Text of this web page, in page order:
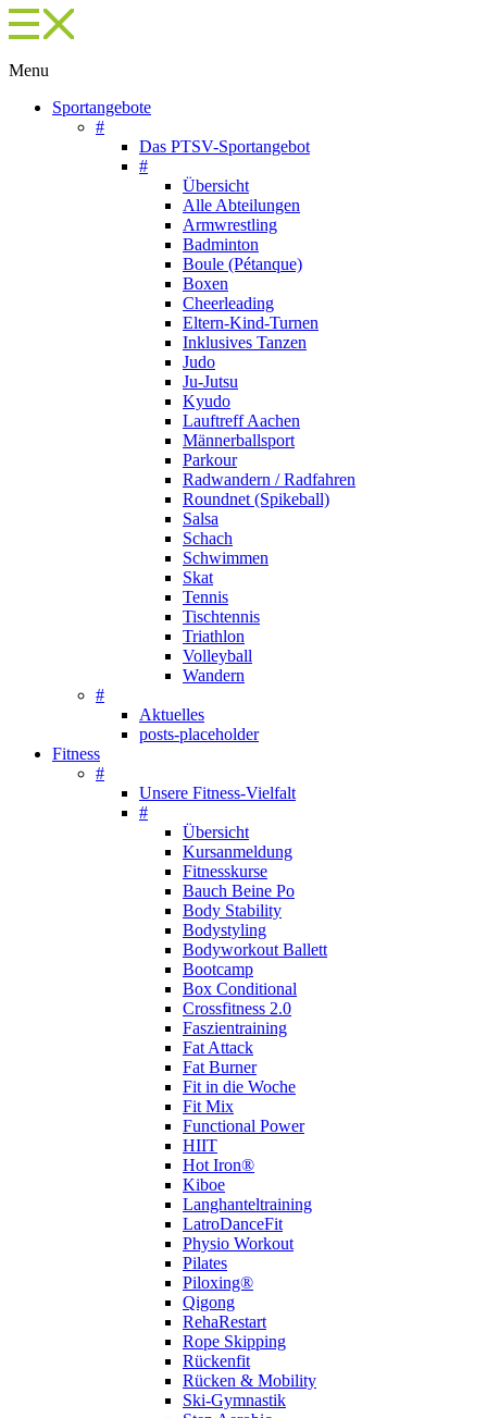
Menu
Sportangebote
#
Das PTSV-Sportangebot
#
Übersicht
Alle Abteilungen
Armwrestling
Badminton
Boule (Pétanque)
Boxen
Cheerleading
Eltern-Kind-Turnen
Inklusives Tanzen
Judo
Ju-Jutsu
Kyudo
Lauftreff Aachen
Männerballsport
Parkour
Radwandern / Radfahren
Roundnet (Spikeball)
Salsa
Schach
Schwimmen
Skat
Tennis
Tischtennis
Triathlon
Volleyball
Wandern
#
Aktuelles
posts-placeholder
Fitness
#
Unsere Fitness-Vielfalt
#
Übersicht
Kursanmeldung
Fitnesskurse
Bauch Beine Po
Body Stability
Bodystyling
Bodyworkout Ballett
Bootcamp
Box Conditional
Crossfitness 2.0
Faszientraining
Fat Attack
Fat Burner
Fit in die Woche
Fit Mix
Functional Power
HIIT
Hot Iron®
Kiboe
Langhanteltraining
LatroDanceFit
Physio Workout
Pilates
Piloxing®
Qigong
RehaRestart
Rope Skipping
Rückenfit
Rücken & Mobility
Ski-Gymnastik